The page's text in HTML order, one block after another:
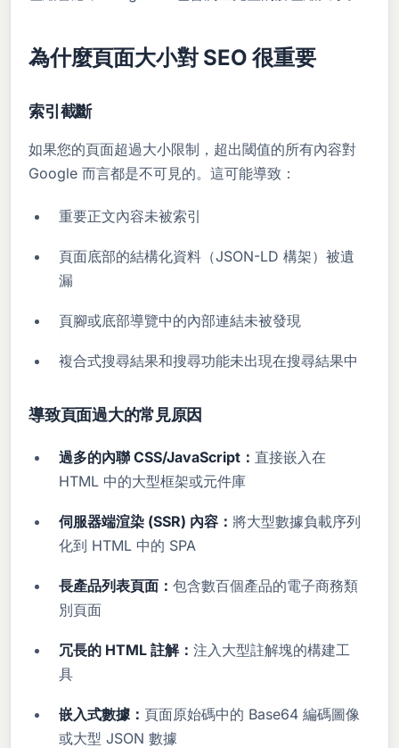
為什麼頁面大小對 SEO 很重要
索引截斷
如果您的頁面超過大小限制，超出閾值的所有內容對
Google 而言都是不可見的。這可能導致：
重要正文內容未被索引
頁面底部的結構化資料（JSON-LD 構架）被遺
漏
頁腳或底部導覽中的內部連結未被發現
複合式搜尋結果和搜尋功能未出現在搜尋結果中
導致頁面過大的常見原因
過多的內聯 CSS/JavaScript： 直接嵌入在
HTML 中的大型框架或元件庫
伺服器端渲染 (SSR) 內容： 將大型數據負載序列
化到 HTML 中的 SPA
長產品列表頁面：包含數百個產品的電子商務類
別頁面
冗長的 HTML 註解：注入大型註解塊的構建工
具
嵌入式數據： 頁面原始碼中的 Base64 編碼圖像
或大型 JSON 數據